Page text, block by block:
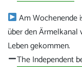
Am Wochenende
über den Ärmelkanal
Leben gekommen.
The Independent